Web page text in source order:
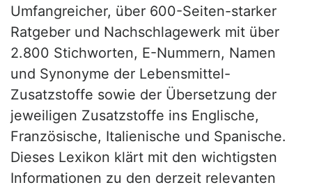
Umfangreicher, über 600-Seiten-starker
Ratgeber und Nachschlagewerk mit über
2.800 Stichworten, E-Nummern, Namen
und Synonyme der Lebensmittel-
Zusatzstoffe sowie der Übersetzung der
jeweiligen Zusatzstoffe ins Englische,
Französische, Italienische und Spanische.
Dieses Lexikon klärt mit den wichtigsten
Informationen zu den derzeit relevanten